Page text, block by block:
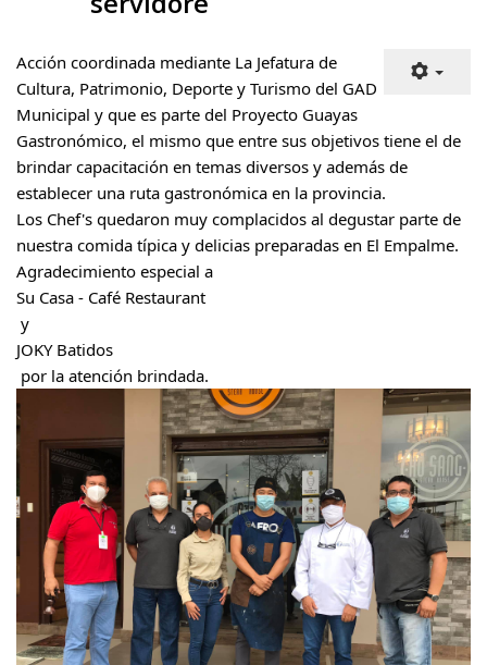
Cultura, Patrimonio, Deporte y Turismo del GAD
Municipal y que es parte del Proyecto Guayas
Gastronómico, el mismo que entre sus objetivos tiene el de
brindar capacitación en temas diversos y además de
establecer una ruta gastronómica en la provincia.
Los Chef's quedaron muy complacidos al degustar parte de
nuestra comida típica y delicias preparadas en El Empalme.
Agradecimiento especial a
Su Casa - Café Restaurant
y
JOKY Batidos
por la atención brindada.